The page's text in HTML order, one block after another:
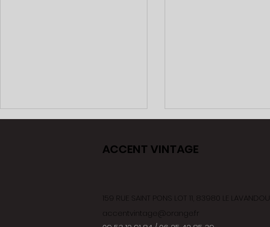
ACCENT VINTAGE
159 RUE SAINT PONS LOT 11, 83980 LE LAVANDOU
accentvintage@orange.fr